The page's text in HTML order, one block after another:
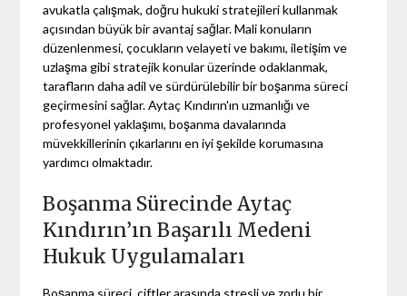
avukatla çalışmak, doğru hukuki stratejileri kullanmak
açısından büyük bir avantaj sağlar. Mali konuların
düzenlenmesi, çocukların velayeti ve bakımı, iletişim ve
uzlaşma gibi stratejik konular üzerinde odaklanmak,
tarafların daha adil ve sürdürülebilir bir boşanma süreci
geçirmesini sağlar. Aytaç Kındırın'ın uzmanlığı ve
profesyonel yaklaşımı, boşanma davalarında
müvekkillerinin çıkarlarını en iyi şekilde korumasına
yardımcı olmaktadır.
Boşanma Sürecinde Aytaç
Kındırın’ın Başarılı Medeni
Hukuk Uygulamaları
Boşanma süreci, çiftler arasında stresli ve zorlu bir